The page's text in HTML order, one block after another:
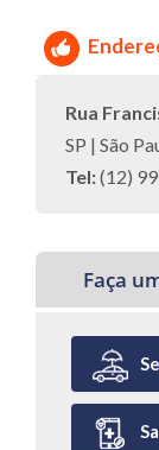
Rua
SP | São
Tel:(12)
Faça